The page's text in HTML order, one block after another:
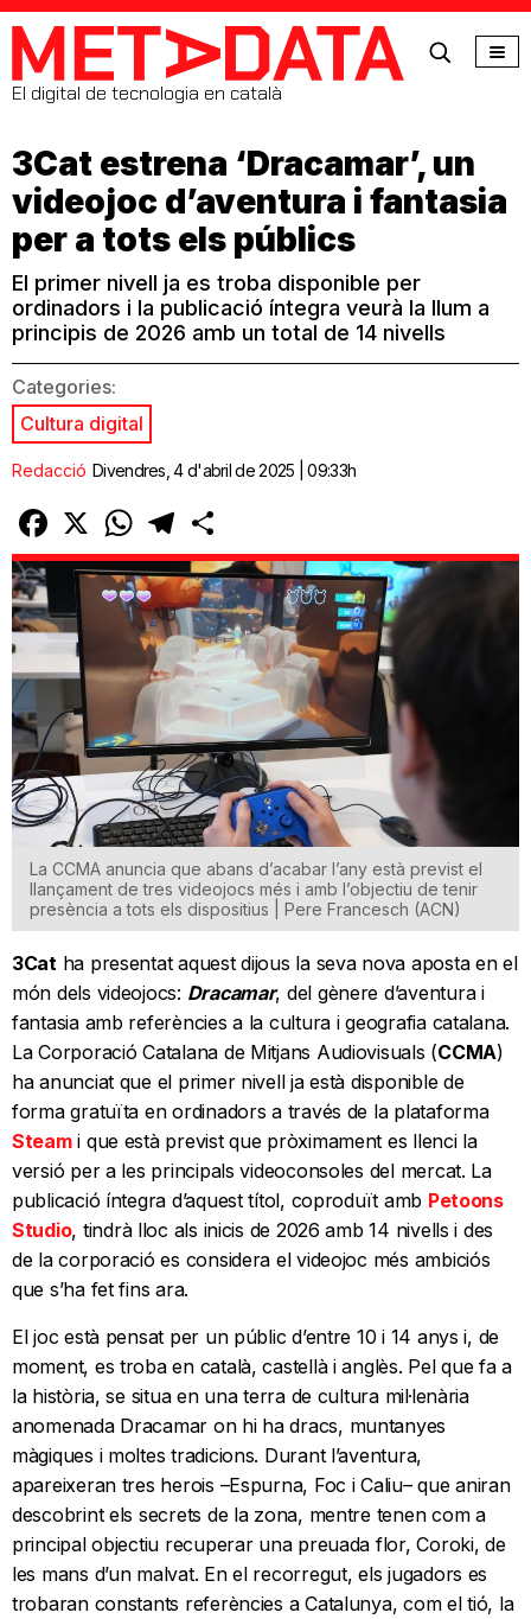
MetaData
El digital de tecnologia en català
3Cat estrena ‘Dracamar’, un
videojoc d’aventura i fantasia
per a tots els públics
El primer nivell ja es troba disponible per
ordinadors i la publicació íntegra veurà la llum a
principis de 2026 amb un total de 14 nivells
Categories:
Cultura digital
Redacció Divendres, 4 d'abril de 2025 | 09:33h
Facebook
X WhatsAppTelegram
La CCMA anuncia que abans d’acabar l’any està previst el
llançament de tres videojocs més i amb l’objectiu de tenir
presència a tots els dispositius | Pere Francesch (ACN)
3Cat ha presentat aquest dijous la seva nova aposta en el
món dels videojocs: Dracamar, del gènere d’aventura i
fantasia amb referències a la cultura i geografia catalana.
La Corporació Catalana de Mitjans Audiovisuals (CCMA)
ha anunciat que el primer nivell ja està disponible de
forma gratuïta en ordinadors a través de la plataforma
Steami que està previst que pròximament es llenci la
versió per a les principals videoconsoles del mercat. La
publicació íntegra d’aquest títol, coproduït amb Petoons
Studio, tindrà lloc als inicis de 2026 amb 14 nivells i des
de la corporació es considera el videojoc més ambiciós
que s’ha fet fins ara.
El joc està pensat per un públic d’entre 10 i 14 anys i, de
moment, es troba en català, castellà i anglès. Pel que fa a
la història, se situa en una terra de cultura mil·lenària
anomenada Dracamar on hi ha dracs, muntanyes
màgiques i moltes tradicions. Durant l’aventura,
apareixeran tres herois –Espurna, Foc i Caliu– que aniran
descobrint els secrets de la zona, mentre tenen com a
principal objectiu recuperar una preuada flor, Coroki, de
les mans d’un malvat. En el recorregut, els jugadors es
trobaran constants referències a Catalunya, com el tió, la